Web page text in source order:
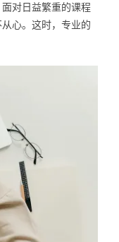
对日益繁重的课程
心。这时，专业的